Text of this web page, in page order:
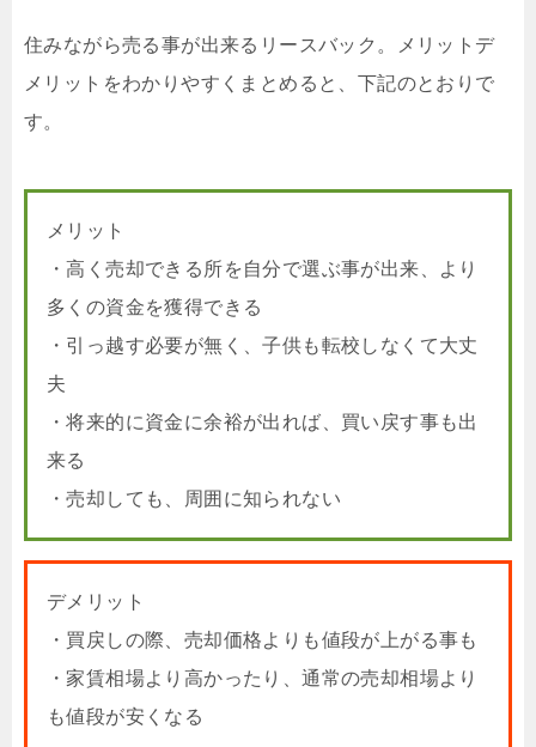
住みながら売る事が出来るリースバック。メリットデ
メリットをわかりやすくまとめると、下記のとおりで
す。
メリット
・高く売却できる所を自分で選ぶ事が出来、より
多くの資金を獲得できる
・引っ越す必要が無く、子供も転校しなくて大丈
夫
・将来的に資金に余裕が出れば、買い戻す事も出
来る
・売却しても、周囲に知られない
デメリット
・買戻しの際、売却価格よりも値段が上がる事も
・家賃相場より高かったり、通常の売却相場より
も値段が安くなる